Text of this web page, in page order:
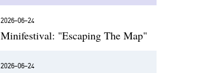
2026-06-24
Minifestival: "Escaping The Map"
2026-06-24